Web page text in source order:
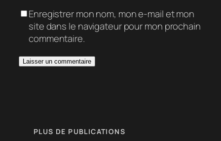
Enregistrer mon nom, mon e-mail et mon
site dans le navigateur pour mon prochain
commentaire.
PLUS DE PUBLICATIONS